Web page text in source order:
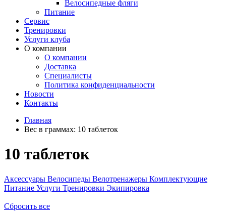
Велосипедные фляги
Питание
Сервис
Тренировки
Услуги клуба
О компании
О компании
Доставка
Специалисты
Политика конфиденциальности
Новости
Контакты
Главная
Вес в граммах: 10 таблеток
10 таблеток
Аксессуары Велосипеды Велотренажеры Комплектующие
Питание Услуги Тренировки Экипировка
Сбросить все